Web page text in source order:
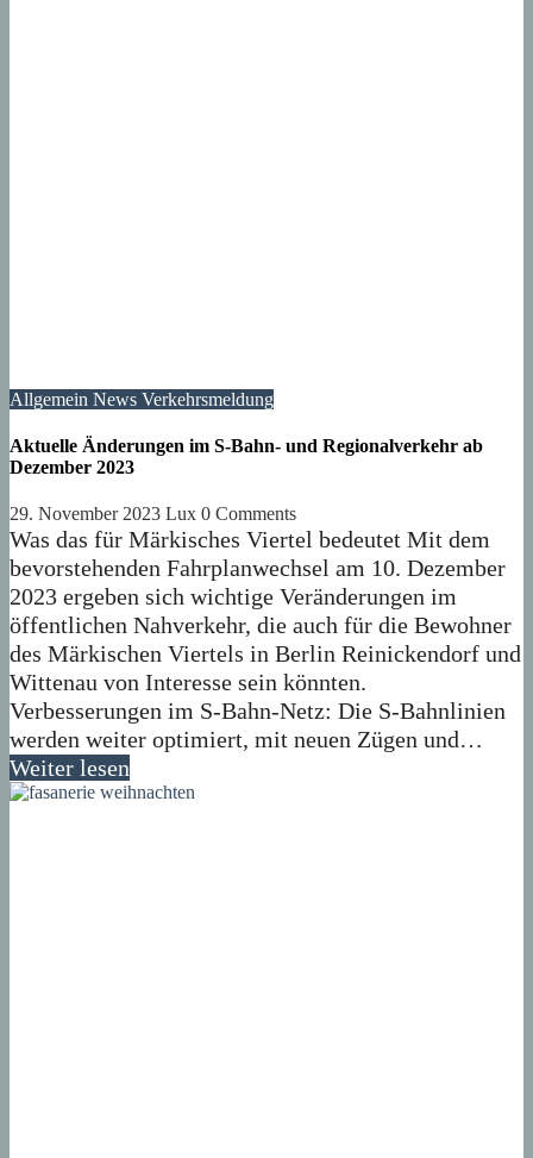
Allgemein News Verkehrsmeldung
Aktuelle Änderungen im S-Bahn- und Regionalverkehr ab
Dezember 2023
29. November 2023 Lux 0 Comments
Was das für Märkisches Viertel bedeutet Mit dem
bevorstehenden Fahrplanwechsel am 10. Dezember
2023 ergeben sich wichtige Veränderungen im
öffentlichen Nahverkehr, die auch für die Bewohner
des Märkischen Viertels in Berlin Reinickendorf und
Wittenau von Interesse sein könnten.
Verbesserungen im S-Bahn-Netz: Die S-Bahnlinien
werden weiter optimiert, mit neuen Zügen und…
Weiter lesen